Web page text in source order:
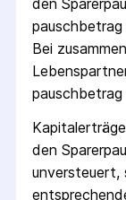
den
Bei
den
unversteuert,